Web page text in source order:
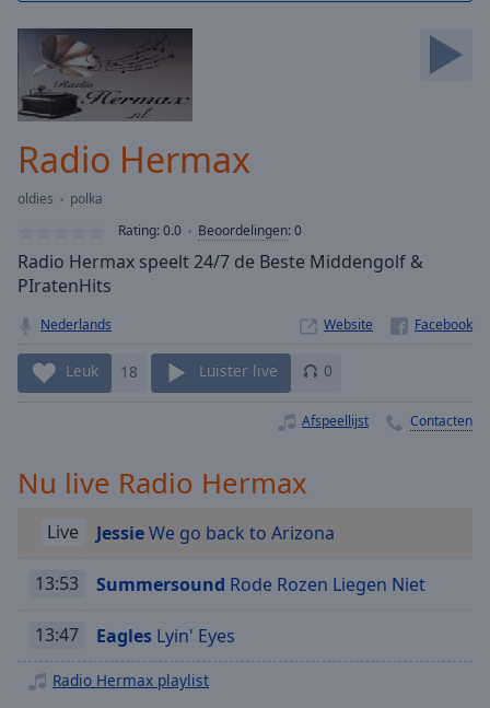
Forward
Current
Time0:00
Duration -:-
0.00%
TypeLIVE
Seek to
live,
behind
liveLIVE
Remaining
Time-
Playback
Chapters
Descriptions
descriptions
Radio Hermax
oldies
polka
Rating:0.0 Beoordelingen:0
Radio Hermax speelt 24/7 de Beste Middengolf &
PIratenHits
Nederlands Website
Leuk 18 Luister live 0
Afspeellijst Contacten
Nu live Radio Hermax
Live JessieWe go back to Arizona
13:53 Summersound Rode Rozen Liegen Niet
13:47 Eagles Lyin' Eyes
Radio Hermax playlist